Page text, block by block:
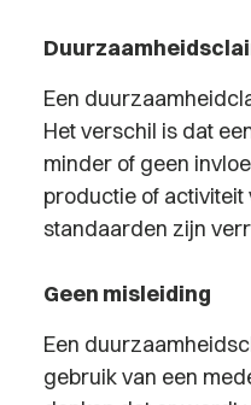
Een
Het verschil is dat
minder of geen
productie of
standaarden zijn
Geen misleiding
Een
gebruik van een